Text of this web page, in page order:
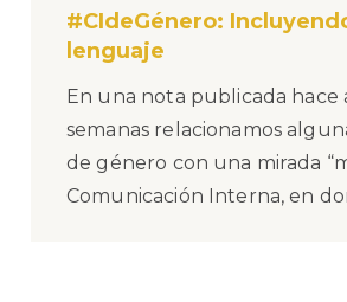
#CIdeGénero:
lenguaje
En una nota publicada hace
semanas relacionamos
de género con una mirada
Comunicación Interna, en